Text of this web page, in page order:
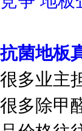
竞争
地板
抗菌地板
很多业主
很多除甲